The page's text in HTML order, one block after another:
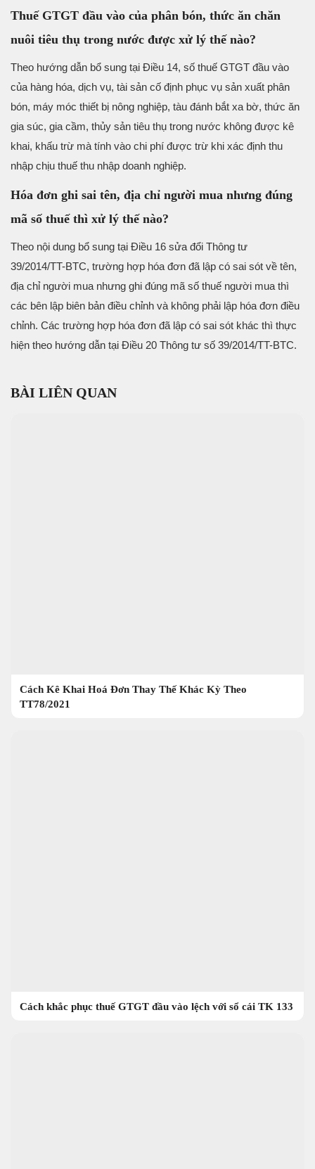
Thuế GTGT đầu vào của phân bón, thức ăn chăn
nuôi tiêu thụ trong nước được xử lý thế nào?
Theo hướng dẫn bổ sung tại Điều 14, số thuế GTGT đầu vào
của hàng hóa, dịch vụ, tài sản cố định phục vụ sản xuất phân
bón, máy móc thiết bị nông nghiệp, tàu đánh bắt xa bờ, thức ăn
gia súc, gia cầm, thủy sản tiêu thụ trong nước không được kê
khai, khấu trừ mà tính vào chi phí được trừ khi xác định thu
nhập chịu thuế thu nhập doanh nghiệp.
Hóa đơn ghi sai tên, địa chỉ người mua nhưng đúng
mã số thuế thì xử lý thế nào?
Theo nội dung bổ sung tại Điều 16 sửa đổi Thông tư
39/2014/TT-BTC, trường hợp hóa đơn đã lập có sai sót về tên,
địa chỉ người mua nhưng ghi đúng mã số thuế người mua thì
các bên lập biên bản điều chỉnh và không phải lập hóa đơn điều
chỉnh. Các trường hợp hóa đơn đã lập có sai sót khác thì thực
hiện theo hướng dẫn tại Điều 20 Thông tư số 39/2014/TT-BTC.
BÀI LIÊN QUAN
Cách Kê Khai Hoá Đơn Thay Thế Khác Kỳ Theo
TT78/2021
Cách khắc phục thuế GTGT đầu vào lệch với sổ cái TK 133